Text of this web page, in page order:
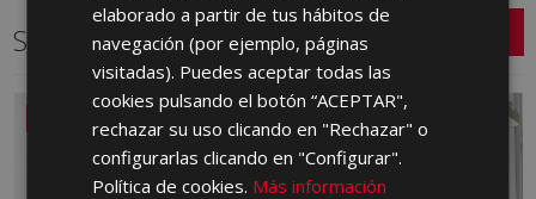
Series relacionadas
elaborado a partir de tus hábitos de
navegación (por ejemplo, páginas
visitadas). Puedes aceptar todas las
cookies pulsando el botón “ACEPTAR",
rechazar su uso clicando en "Rechazar" o
configurarlas clicando en "Configurar".
Política de cookies. Más información